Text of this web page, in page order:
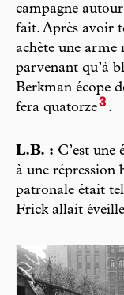
campagne
fait. Après avoir
achète une arme
parvenant qu’à
Berkman écope
fera quatorze3 .
L.B. : C’est une
à une répression
patronale était
Frick allait